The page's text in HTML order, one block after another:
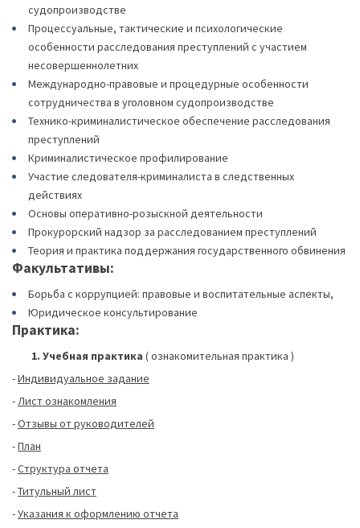
судопроизводстве
Процессуальные, тактические и психологические
особенности расследования преступлений с участием
несовершеннолетних
Международно-правовые и процедурные особенности
сотрудничества в уголовном судопроизводстве
Технико-криминалистическое обеспечение расследования
преступлений
Криминалистическое профилирование
Участие следователя-криминалиста в следственных
действиях
Основы оперативно-розыскной деятельности
Прокурорский надзор за расследованием преступлений
Теория и практика поддержания государственного обвинения
Факультативы:
Борьба с коррупцией: правовые и воспитательные аспекты,
Юридическое консультирование
Практика:
1. Учебная практика ( ознакомительная практика )
-Индивидуальное задание
-Лист ознакомления
-Отзывы от руководителей
-План
-Структура отчета
-Титульный лист
-Указания к оформлению отчета